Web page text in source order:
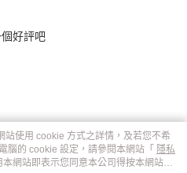
好評吧
使用 cookie 方式之詳情，及若您不希
腦的 cookie 設定，請參閱本網站「 隱私
網站即表示您同意本公司得按本網站使